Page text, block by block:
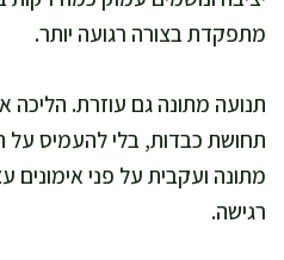
מתפקדת בצורה רגועה יותר.
תנועה מתונה גם עוזרת. הליכה
תחושת כבדות, בלי להעמיס על
מתונה ועקבית על פני אימונים
רגישה.